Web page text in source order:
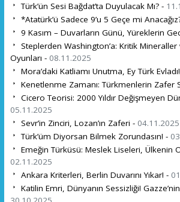
Türk’ün Sesi Bağdat’ta Duyulacak Mı? -
*Atatürk’ü Sadece 9’u 5 Geçe mi
9 Kasım – Duvarların Günü, Yüreklerin
Steplerden Washington’a: Kritik
Oyunları - 08.11.2025
Mora’daki Katliamı Unutma, Ey Türk
Kenetlenme Zamanı: Türkmenlerin Zafer
Cicero Teorisi: 2000 Yıldır Değişmeyen
05.11.2025
Sevr’in Zinciri, Lozan’ın Zaferi - 04.11.2025
Türk’üm Diyorsan Bilmek Zorundasın! -
Emeğin Türküsü: Meslek Liseleri, Ülkenin
02.11.2025
Ankara Kriterleri, Berlin Duvarını Yıkar! -
Katilin Emri, Dünyanın Sessizliği!